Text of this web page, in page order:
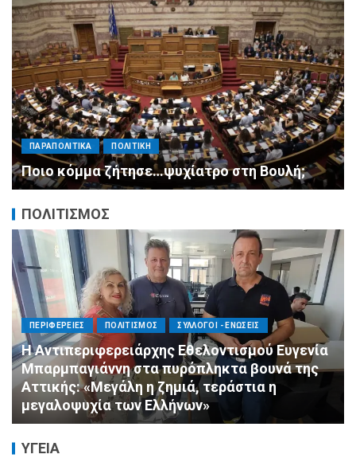
ΠΑΡΑΠΟΛΙΤΙΚΑ ΠΟΛΙΤΙΚΗ
Μητσοτάκης σε υπουργούς: Ξεχάστε τον
ανασχηματισμό, πιάστε δουλειά με 4
αυστηρές εντολές
ΠΟΛΙΤΙΣΜΟΣ
ΠΟΛΙΤΙΣΜΟΣ ΣΥΛΛΟΓΟΙ - ΕΝΩΣΕΙΣ
Άμεση κινητοποίηση της Ειδικής Ομάδας
Αλληλεγγύης (Ε.Ο.Α.) για τους πυροσβέστες
στο Πόρτο Γερμενό
ΥΓΕΙΑ